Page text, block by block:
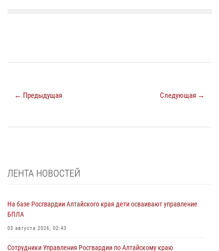
← Предыдущая Следующая →
ЛЕНТА НОВОСТЕЙ
На базе Росгвардии Алтайского края дети осваивают управление
БПЛА
03 августа 2026, 02:43
Сотрудники Управления Росгвардии по Алтайскому краю